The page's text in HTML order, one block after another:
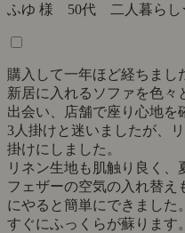
ふゆ 様 50代 二人暮らし
購入して一年ほど経ちまし
新居に入れるソファを色々
出会い、店舗で座り心地を
3人掛けと迷いましたが、
掛けにしました。
リネン生地も肌触り良く、
フェザーの空気の入れ替
にやると簡単にできました。
すぐにふっくらが蘇ります。